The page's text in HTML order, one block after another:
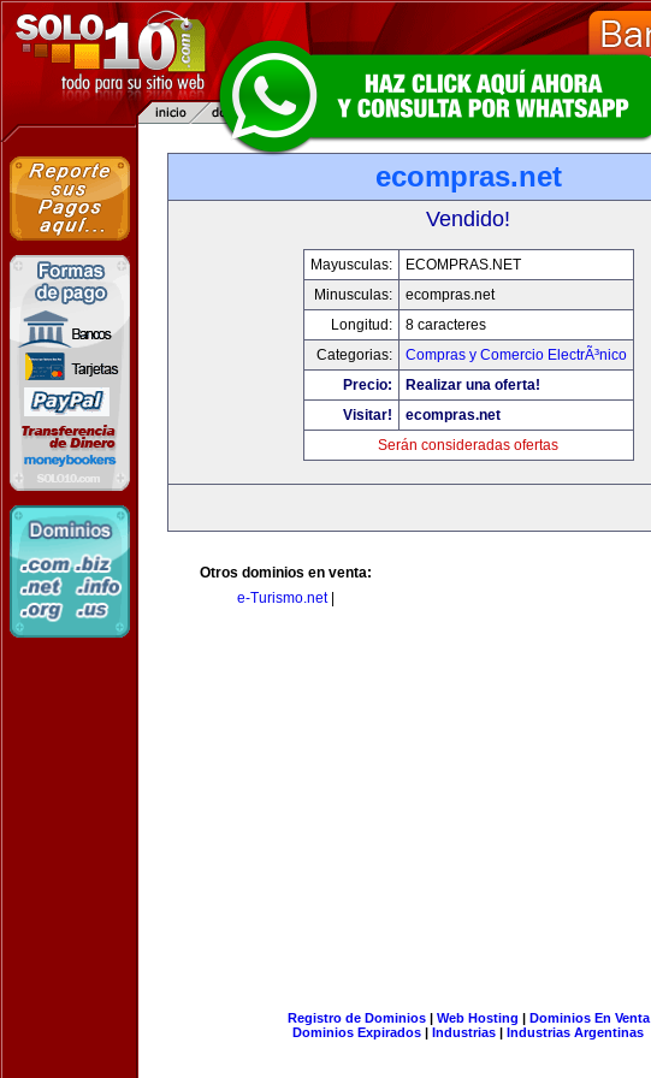
ecompras.net
Vendido!
Mayusculas:
ECOMPRAS.NET
Minusculas:
ecompras.net
Longitud:
8 caracteres
Categorias:
Compras y Comercio ElectrÃ³nico
Precio:
Realizar una oferta!
Visitar!
ecompras.net
Serán consideradas ofertas
Otros dominios en venta:
e-Turismo.net|
Registro de Dominios| Web Hosting | Dominios En Venta
Dominios Expirados | Industrias | Industrias Argentinas